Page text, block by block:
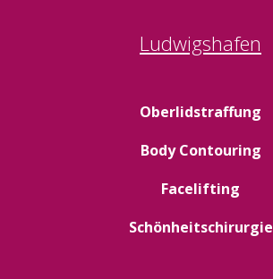
Ludwigshafen
Oberlidstraffung
Body Contouring
Facelifting
Schönheitschirurgie